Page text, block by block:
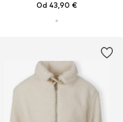
Od 43,90 €